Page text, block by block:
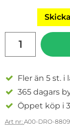
Fler än 5 st. i
365 dagars
Öppet köp i
Art nr: A00-DRO-